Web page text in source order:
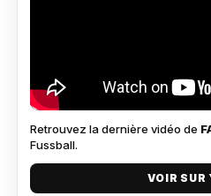
Retrouvez la dernière vidéo de
Fussball.
VOIR SUR